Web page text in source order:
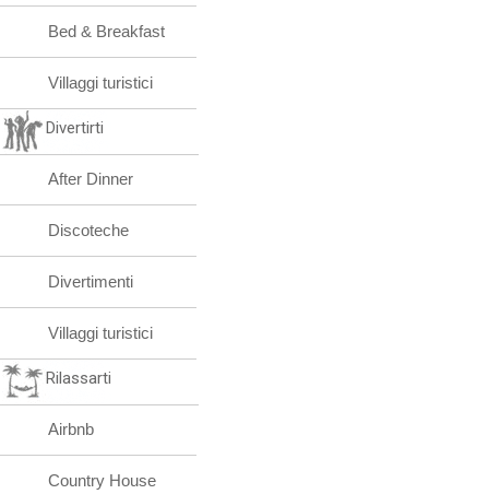
Bed & Breakfast
Villaggi turistici
Divertirti
After Dinner
Discoteche
Divertimenti
Villaggi turistici
Rilassarti
Airbnb
Country House